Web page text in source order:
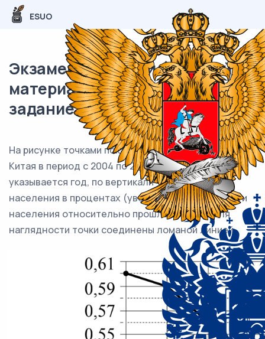
ESUO
Экзаменационный (типовой)
материал ЕГЭ / База / 07
задание (24) / 96
На рисунке точками показан прирост населения
Китая в период с 2004 по 2013 год. По горизонтали
указывается год, по вертикали — прирост
населения в процентах (увеличение численности
населения относительно прошлого года). Для
наглядности точки соединены ломаной линией.